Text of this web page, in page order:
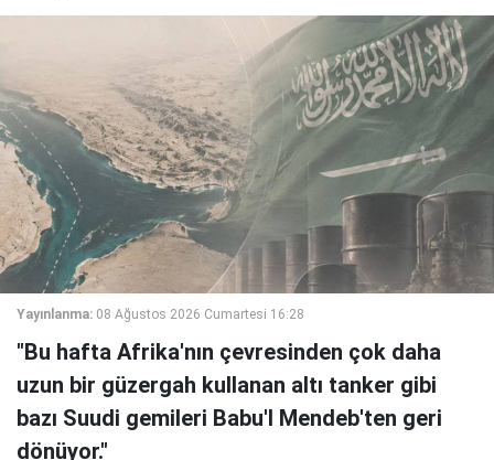
Yayınlanma: 08 Ağustos 2026 Cumartesi 16:28
"Bu hafta Afrika'nın çevresinden çok daha
uzun bir güzergah kullanan altı tanker gibi
bazı Suudi gemileri Babu'l Mendeb'ten geri
dönüyor."